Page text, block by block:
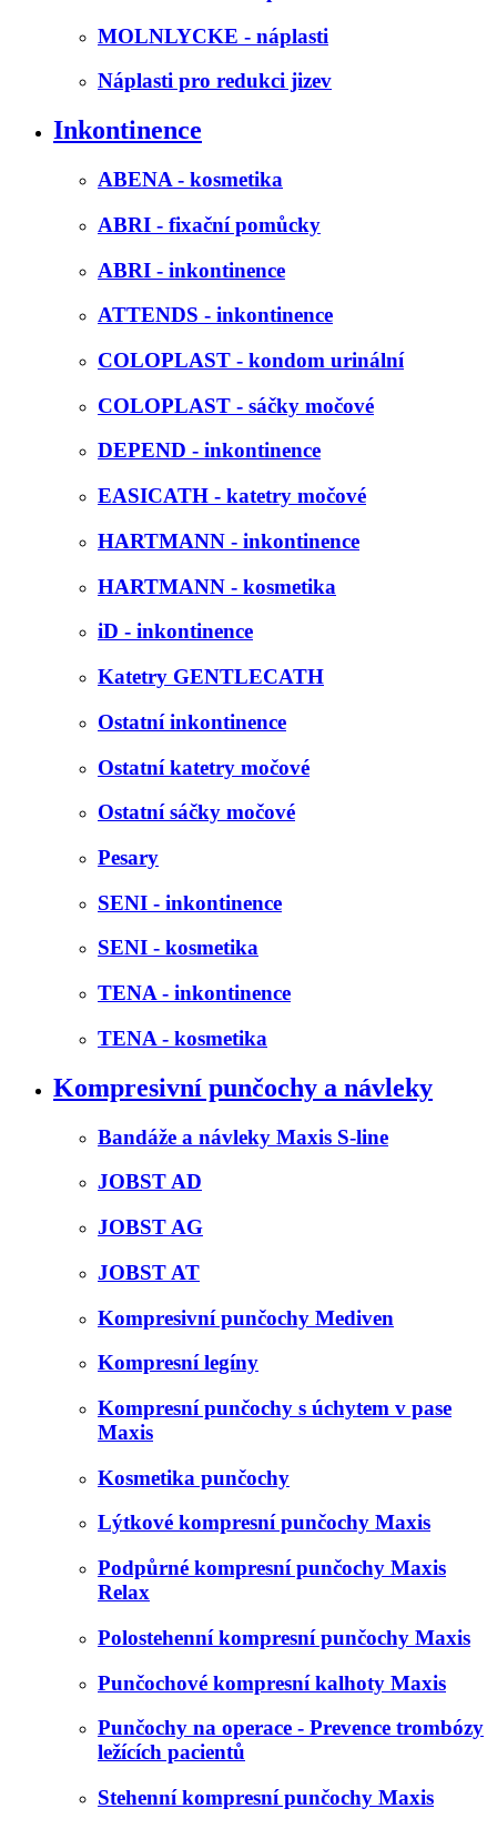
MOLNLYCKE - náplasti
Náplasti pro redukci jizev
Inkontinence
ABENA - kosmetika
ABRI - fixační pomůcky
ABRI - inkontinence
ATTENDS - inkontinence
COLOPLAST - kondom urinální
COLOPLAST - sáčky močové
DEPEND - inkontinence
EASICATH - katetry močové
HARTMANN - inkontinence
HARTMANN - kosmetika
iD - inkontinence
Katetry GENTLECATH
Ostatní inkontinence
Ostatní katetry močové
Ostatní sáčky močové
Pesary
SENI - inkontinence
SENI - kosmetika
TENA - inkontinence
TENA - kosmetika
Kompresivní punčochy a návleky
Bandáže a návleky Maxis S-line
JOBST AD
JOBST AG
JOBST AT
Kompresivní punčochy Mediven
Kompresní legíny
Kompresní punčochy s úchytem v pase
Maxis
Kosmetika punčochy
Lýtkové kompresní punčochy Maxis
Podpůrné kompresní punčochy Maxis
Relax
Polostehenní kompresní punčochy Maxis
Punčochové kompresní kalhoty Maxis
Punčochy na operace - Prevence trombózy
ležících pacientů
Stehenní kompresní punčochy Maxis